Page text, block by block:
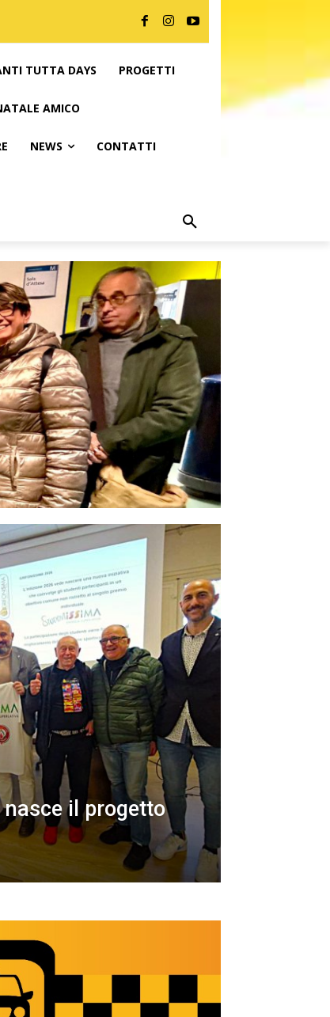
TUTTA DAYS PROGETTI
AMICO
NEWS CONTATTI
il progetto